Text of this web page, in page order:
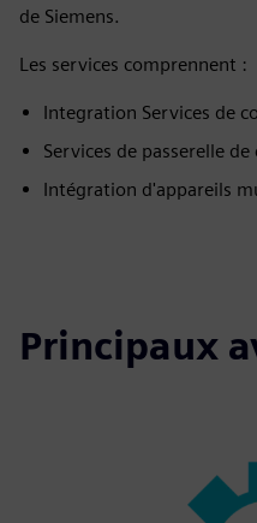
de Siemens.
Les services comprennent :
Integration Services de
Services de passerelle
Intégration d'appareils
Principaux